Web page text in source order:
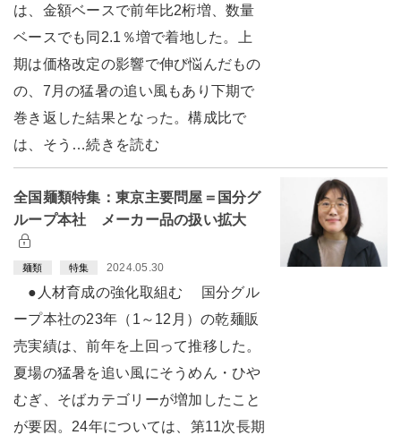
は、金額ベースで前年比2桁増、数量
ベースでも同2.1％増で着地した。上
期は価格改定の影響で伸び悩んだもの
の、7月の猛暑の追い風もあり下期で
巻き返した結果となった。構成比で
は、そう…続きを読む
全国麺類特集：東京主要問屋＝国分グ
ループ本社 メーカー品の扱い拡大
麺類 特集 2024.05.30
●人材育成の強化取組む 国分グル
ープ本社の23年（1～12月）の乾麺販
売実績は、前年を上回って推移した。
夏場の猛暑を追い風にそうめん・ひや
むぎ、そばカテゴリーが増加したこと
が要因。24年については、第11次長期